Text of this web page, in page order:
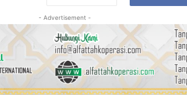
- Advertisement -